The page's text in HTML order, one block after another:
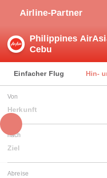
Airline-Partner
Philippines
Cebu
Einfacher Flug Hin-
Von
Herkunft
nach
Ziel
Abreise